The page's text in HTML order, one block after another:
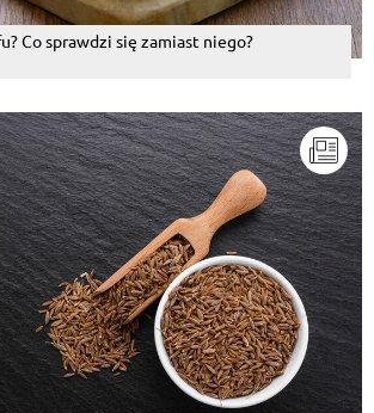
, 01.12.2022
Odpowiedz
:)) Wyszło za pierwszym razem.
o więcej, polecam.
Odpowiedz
śmietankę na wierzch zawiera chyba jakiś
razy robiłam i się nie udała. Szkoda czasu i
Odpowiedz
Co sprawdzi się zamiast niego?